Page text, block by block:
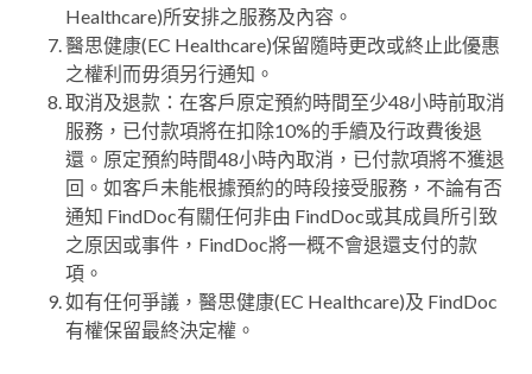
Healthcare)所安排之服務及內容。
醫思健康(EC Healthcare)保留隨時更改或終止此優惠
之權利而毋須另行通知。
取消及退款：在客戶原定預約時間至少48小時前取消
服務，已付款項將在扣除10%的手續及行政費後退
還。原定預約時間48小時內取消，已付款項將不獲退
回。如客戶未能根據預約的時段接受服務，不論有否
通知 FindDoc有關任何非由 FindDoc或其成員所引致
之原因或事件，FindDoc將一概不會退還支付的款
項。
如有任何爭議，醫思健康(EC Healthcare)及 FindDoc
有權保留最終決定權。